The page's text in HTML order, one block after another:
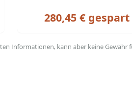
280,45 € gespart
Informationen, kann aber keine Gewähr